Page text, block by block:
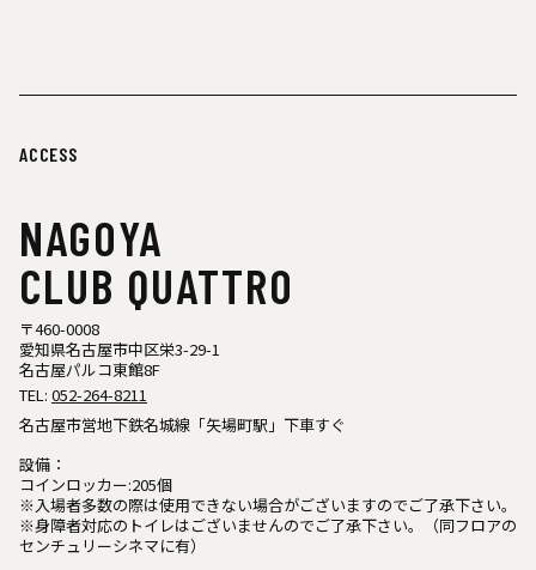
ACCESS
NAGOYA
CLUB QUATTRO
〒460-0008
愛知県名古屋市中区栄3-29-1
名古屋パルコ東館8F
TEL: 052-264-8211
名古屋市営地下鉄名城線「矢場町駅」下車すぐ
設備：
コインロッカー:205個
※入場者多数の際は使用できない場合がございますのでご了承下さい。
※身障者対応のトイレはございませんのでご了承下さい。（同フロアの
センチュリーシネマに有）